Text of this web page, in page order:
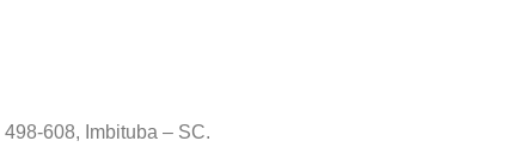
608, Imbituba – SC.